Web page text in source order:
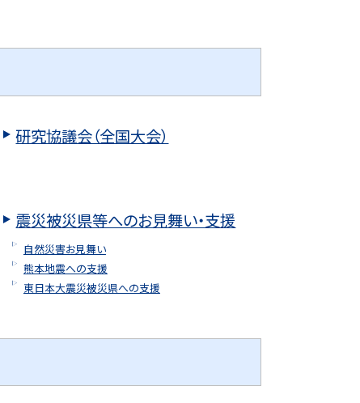
研究協議会（全国大会）
震災被災県等へのお見舞い・支援
自然災害お見舞い
熊本地震への支援
東日本大震災被災県への支援